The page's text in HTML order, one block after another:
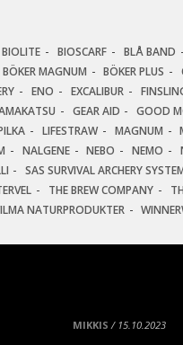
BIOLITE BIOSCARF BLÅ BAND
BÖKER MAGNUM BÖKER PLUS
ENO EXCALIBUR
GEAR AID GOOD
LIFESTRAW MAGNUM
NALGENE NEBO NEMO
SAS SURVIVAL ARCHERY
THE BREW COMPANY
NATURPRODUKTER
MIKKIS / 15.10.2023